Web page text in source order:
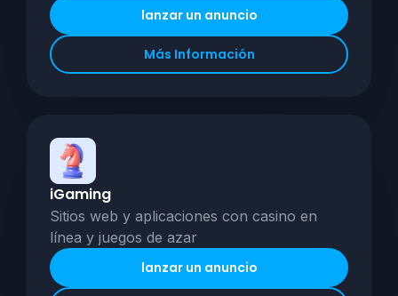
lanzar un anuncio
Más Información
iGaming
Sitios web y aplicaciones con casino en
línea y juegos de azar
lanzar un anuncio